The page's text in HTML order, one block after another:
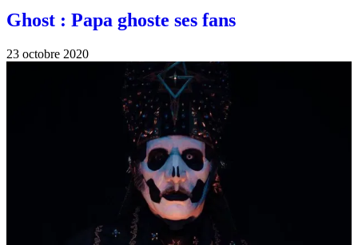
Ghost : Papa ghoste ses fans
23 octobre 2020